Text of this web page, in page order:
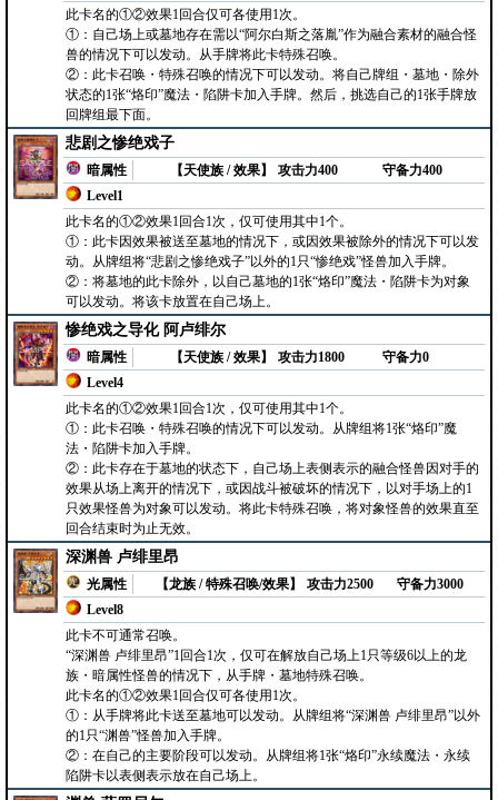
此卡名的①②效果1回合仅可各使用1次。
①：自己场上或墓地存在需以“阿尔白斯之落胤”作为融合素材的融合怪
兽的情况下可以发动。从手牌将此卡特殊召唤。
②：此卡召唤・特殊召唤的情况下可以发动。将自己牌组・墓地・除外
状态的1张“烙印”魔法・陷阱卡加入手牌。然后，挑选自己的1张手牌放
回牌组最下面。
悲剧之惨绝戏子
暗属性
【天使族 / 效果】
Level1
攻击力400 守备力400
此卡名的①②效果1回合1次，仅可使用其中1个。
①：此卡因效果被送至墓地的情况下，或因效果被除外的情况下可以发
动。从牌组将“悲剧之惨绝戏子”以外的1只“惨绝戏”怪兽加入手牌。
②：将墓地的此卡除外，以自己墓地的1张“烙印”魔法・陷阱卡为对象
可以发动。将该卡放置在自己场上。
惨绝戏之导化 阿卢绯尔
暗属性
【天使族 / 效果】
Level4
攻击力1800 守备力0
此卡名的①②效果1回合1次，仅可使用其中1个。
①：此卡召唤・特殊召唤的情况下可以发动。从牌组将1张“烙印”魔
法・陷阱卡加入手牌。
②：此卡存在于墓地的状态下，自己场上表侧表示的融合怪兽因对手的
效果从场上离开的情况下，或因战斗被破坏的情况下，以对手场上的1
只效果怪兽为对象可以发动。将此卡特殊召唤，将对象怪兽的效果直至
回合结束时为止无效。
深渊兽 卢绯里昂
光属性
【龙族 / 特殊召唤/效果】
Level8
攻击力2500 守备力3000
此卡不可通常召唤。
“深渊兽 卢绯里昂”1回合1次，仅可在解放自己场上1只等级6以上的龙
族・暗属性怪兽的情况下，从手牌・墓地特殊召唤。
此卡名的①②效果1回合仅可各使用1次。
①：从手牌将此卡送至墓地可以发动。从牌组将“深渊兽 卢绯里昂”以外
的1只“渊兽”怪兽加入手牌。
②：在自己的主要阶段可以发动。从牌组将1张“烙印”永续魔法・永续
陷阱卡以表侧表示放在自己场上。